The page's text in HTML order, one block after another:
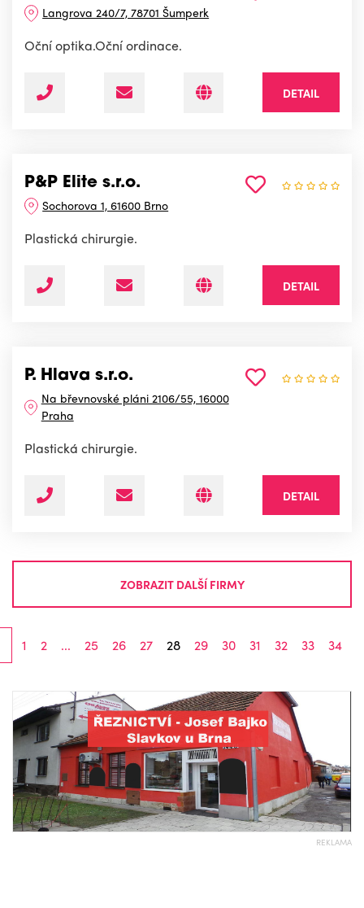
Langrova 240/7, 78701 Šumperk
Oční optika.Oční ordinace.
DETAIL
P&P Elite s.r.o.
Sochorova 1, 61600 Brno
Plastická chirurgie.
DETAIL
P. Hlava s.r.o.
Na břevnovské pláni 2106/55, 16000
Praha
Plastická chirurgie.
DETAIL
ZOBRAZIT DALŠÍ FIRMY
1 2 ... 25 26 27 28 29 30 31 32 33 34
REKLAMA